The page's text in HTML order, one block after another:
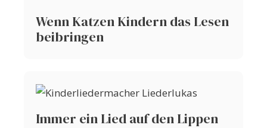
Wenn Katzen Kindern das Lesen
beibringen
Immer ein Lied auf den Lippen